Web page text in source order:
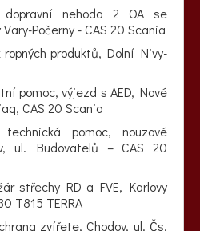
nehoda 2 OA se
Počerny - CAS 20 Scania
ropných produktů, Dolní Nivy-
pomoc, výjezd s AED, Nové
CAS 20 Scania
pomoc, nouzové
ul. Budovatelů – CAS 20
střechy RD a FVE, Karlovy
T815 TERRA
zvířete, Chodov, ul. Čs.